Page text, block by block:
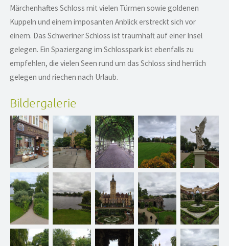
Märchenhaftes Schloss mit vielen Türmen sowie goldenen
Kuppeln und einem imposanten Anblick erstreckt sich vor
einem. Das Schweriner Schloss ist traumhaft auf einer Insel
gelegen. Ein Spaziergang im Schlosspark ist ebenfalls zu
empfehlen, die vielen Seen rund um das Schloss sind herrlich
gelegen und riechen nach Urlaub.
Bildergalerie